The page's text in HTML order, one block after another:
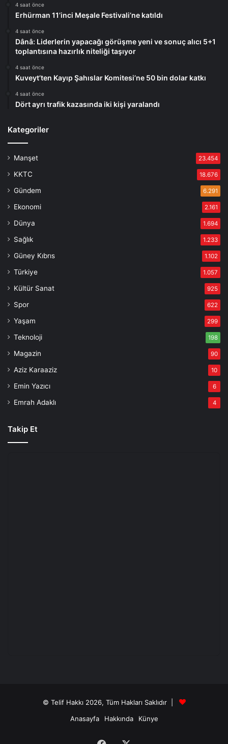
4 saat önce
Erhürman 11’inci Meşale Festivali’ne katıldı
4 saat önce
Dânâ: Liderlerin yapacağı görüşme yeni ve sonuç alıcı 5+1
toplantısına hazırlık niteliği taşıyor
4 saat önce
Kuveyt’ten Kayıp Şahıslar Komitesi’ne 50 bin dolar katkı
4 saat önce
Dört ayrı trafik kazasında iki kişi yaralandı
Kategoriler
Manşet 23.454
KKTC 18.676
Gündem 6.291
Ekonomi 2.161
Dünya 1.694
Sağlık 1.233
Güney Kıbrıs 1.102
Türkiye 1.057
Kültür Sanat 925
Spor 622
Yaşam 299
Teknoloji 198
Magazin 90
Aziz Karaaziz 10
Emin Yazıcı 6
Emrah Adaklı 4
Takip Et
© Telif Hakkı 2026, Tüm Hakları Saklıdır |
Anasayfa
Hakkında Künye